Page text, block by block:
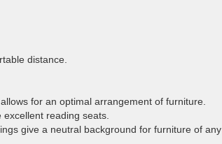
distance.
for an optimal arrangement of furniture.
reading seats.
give a neutral background for furniture of any